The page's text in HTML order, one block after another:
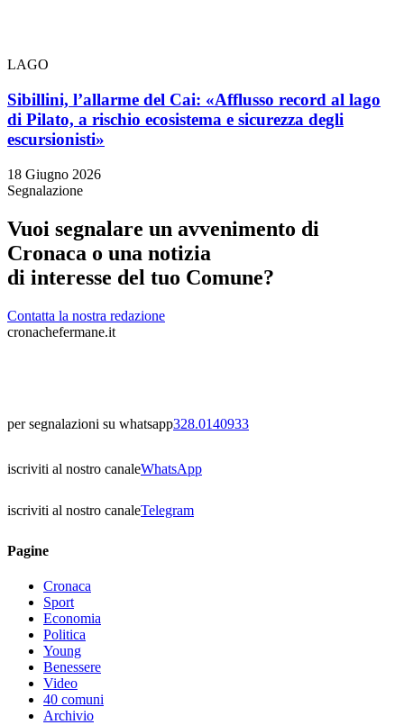
LAGO
Sibillini, l’allarme del Cai: «Afflusso record al lago
di Pilato, a rischio ecosistema e sicurezza degli
escursionisti»
18 Giugno 2026
Segnalazione
Vuoi segnalare un avvenimento di
Cronaca o una notizia
di interesse del tuo Comune?
Contatta la nostra redazione
cronachefermane.it
per segnalazioni su whatsapp328.0140933
iscriviti al nostro canaleWhatsApp
iscriviti al nostro canaleTelegram
Pagine
Cronaca
Sport
Economia
Politica
Young
Benessere
Video
40 comuni
Archivio